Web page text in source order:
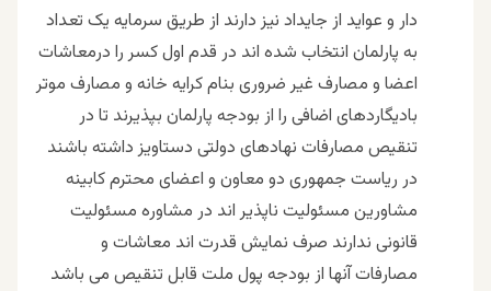
دار و عواید از جایداد نیز دارند از طریق سرمایه یک تعداد
به پارلمان انتخاب شده اند در قدم اول کسر را درمعاشات
اعضا و مصارف غیر ضروری بنام کرایه خانه و مصارف موتر
بادیگاردهای اضافی را از بودجه پارلمان بپذیرند تا در
تنقیص مصارفات نهادهای دولتی دستاویز داشته باشند
در ریاست جمهوری دو معاون و اعضای محترم کابینه
مشاورین مسئولیت ناپذیر اند در مشاوره مسئولیت
قانونی ندارند صرف نمایش قدرت اند معاشات و
مصارفات آنها از بودجه پول ملت قابل تنقیص می باشد